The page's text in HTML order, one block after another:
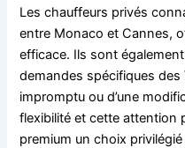
Les chauffeurs privés
entre Monaco et Cannes,
efficace. Ils sont
demandes spécifiques des
impromptu ou d’une
flexibilité et cette attention
premium un choix